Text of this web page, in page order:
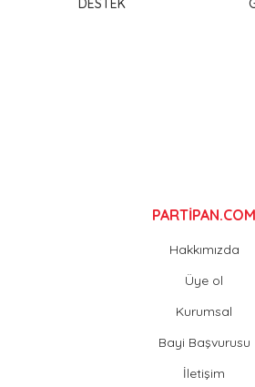
Ürün bilgilerinde hatalar bulunuyor.
DESTEK
PARTİPAN.COM
Hakkımızda
Üye ol
Kurumsal
Bayi Başvurusu
İletişim